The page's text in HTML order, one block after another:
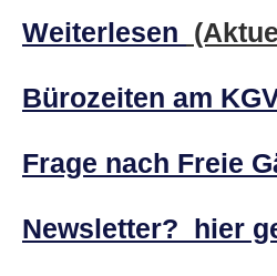
Weiterlesen
Bürozeiten am
Frage nach Freie
Newsletter? hier